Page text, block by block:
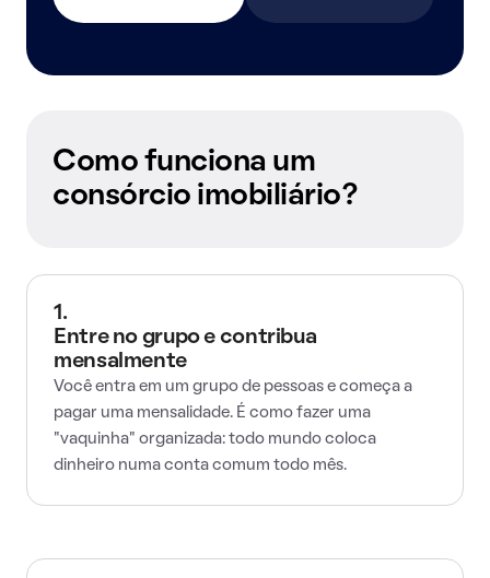
Como funciona um
consórcio imobiliário?
1.
Entre no grupo e contribua
mensalmente
Você entra em um grupo de pessoas e começa a
pagar uma mensalidade. É como fazer uma
"vaquinha" organizada: todo mundo coloca
dinheiro numa conta comum todo mês.